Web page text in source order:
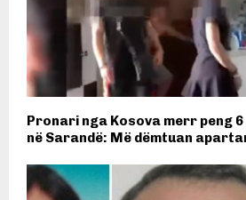
Pronari nga Kosova merr peng
në Sarandë: Më dëmtuan